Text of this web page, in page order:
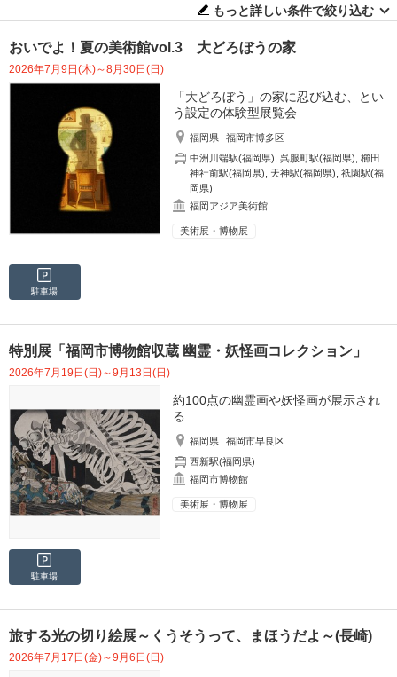
もっと詳しい条件で絞り込む
おいでよ！夏の美術館vol.3 大どろぼうの家
2026年7月9日(木)～8月30日(日)
「大どろぼう」の家に忍び込む、とい
う設定の体験型展覧会
福岡県
福岡市博多区
中洲川端駅(福岡県) ,呉服町駅(福岡県) ,櫛田
神社前駅(福岡県)
天神駅(福岡県) ,祇園駅(福
岡県)
福岡アジア美術館
美術展・博物展
駐車場
特別展「福岡市博物館収蔵 幽霊・妖怪画コレクション」
2026年7月19日(日)～9月13日(日)
約100点の幽霊画や妖怪画が展示され
る
福岡県
福岡市早良区
西新駅(福岡県)
福岡市博物館
美術展・博物展
駐車場
旅する光の切り絵展～くうそうって、まほうだよ～(長崎)
2026年7月17日(金)～9月6日(日)